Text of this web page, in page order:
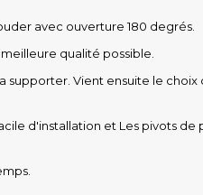
avec ouverture 180 degrés.
qualité possible.
Vient ensuite le choix
d'installation et Les pivots de